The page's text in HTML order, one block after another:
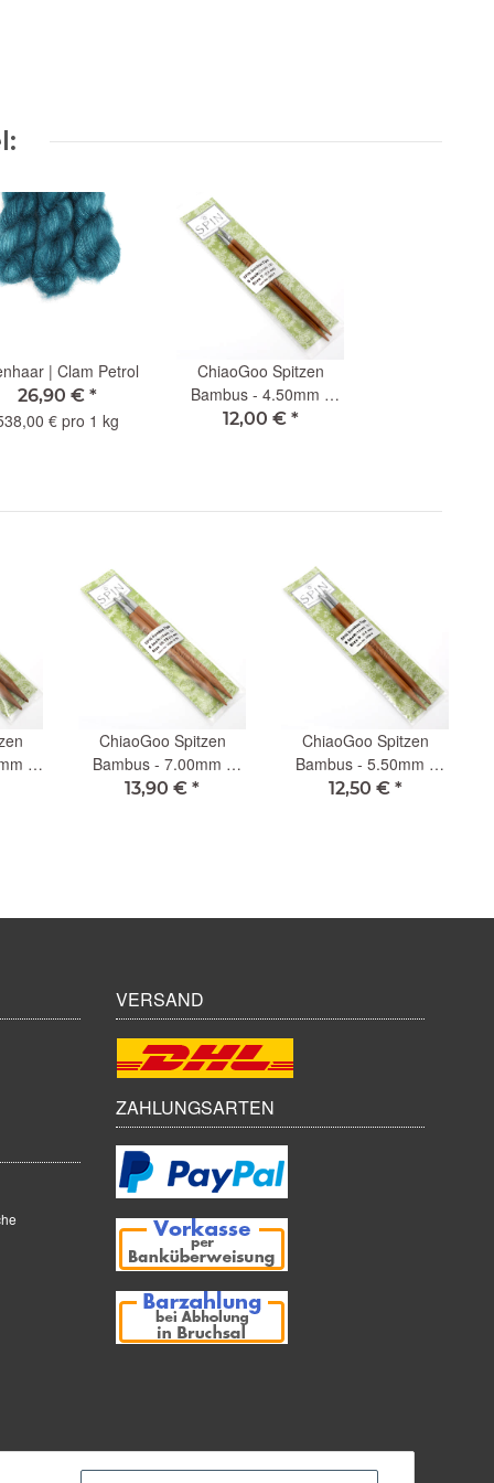
| Clam Petrol
26,90 € *
€ pro 1 kg
ChiaoGoo Spitzen
Bambus - 4.50mm -
13cm (S)
12,00 € *
-
ChiaoGoo Spitzen
Bambus - 7.00mm -
13cm (L)
13,90 € *
ChiaoGoo Spitzen
Bambus - 5.50mm -
13cm (L)
12,50 € *
VERSAND
ZAHLUNGSARTEN